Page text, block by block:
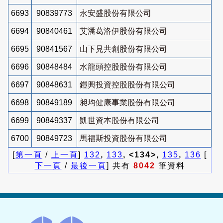
6693 90839773 永安盛股份有限公司
6694 90840461 艾潘葛洛伊股份有限公司
6695 90841567 山下見共創股份有限公司
6696 90848484 水龍頭控股股份有限公司
6697 90848631 鎧興投資控股股份有限公司
6698 90849189 昶均健康事業股份有限公司
6699 90849337 凱世資本股份有限公司
6700 90849723
馬福斯投資股份有限公司
[第一頁 / 上一頁] 132 , 133, <134>, 135, 136 [
下一頁 / 最後一頁] 共有 8042 筆資料